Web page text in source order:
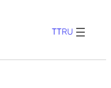
TTRU